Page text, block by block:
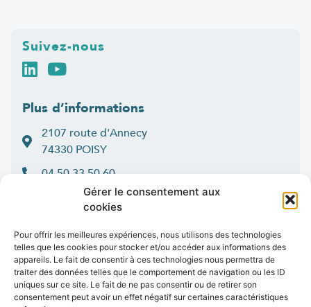
Gérer le consentement aux
cookies
Pour offrir les meilleures expériences, nous utilisons des technologies
telles que les cookies pour stocker et/ou accéder aux informations des
appareils. Le fait de consentir à ces technologies nous permettra de
traiter des données telles que le comportement de navigation ou les ID
uniques sur ce site. Le fait de ne pas consentir ou de retirer son
consentement peut avoir un effet négatif sur certaines caractéristiques
Suivez-nous
Plus d’informations
2107 route d'Annecy
74330 POISY
04 50 33 50 60
Lun > jeu : 9h-12h et 14h-16h30
9h-12h et 14h-16h
Contact